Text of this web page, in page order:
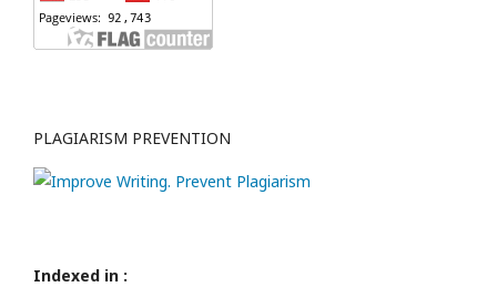
PLAGIARISM PREVENTION
Indexed in :